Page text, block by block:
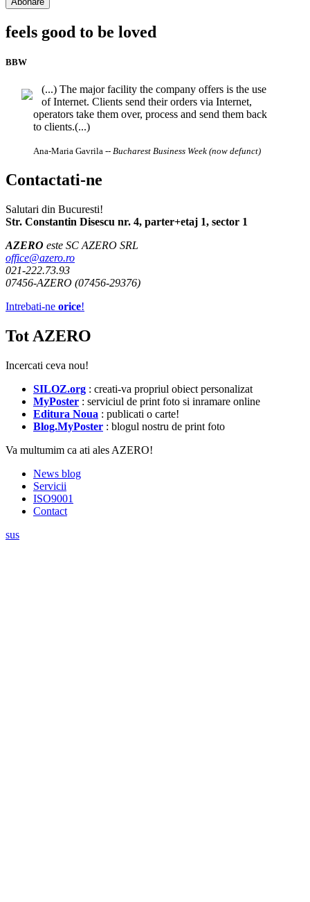
feels good to be loved
BBW
(...) The major facility the company offers is the use
of Internet. Clients send their orders via Internet,
operators take them over, process and send them back
to clients.(...)
Ana-Maria Gavrila -- Bucharest Business Week (now defunct)
Contactati-ne
Salutari din Bucuresti!
Str. Constantin Disescu nr. 4, parter+etaj 1, sector 1
AZERO este SC AZERO SRL
office@azero.ro
021-222.73.93
07456-AZERO (07456-29376)
Intrebati-ne orice!
Tot AZERO
Incercati ceva nou!
SILOZ.org : creati-va propriul obiect personalizat
MyPoster : serviciul de print foto si inramare online
Editura Noua : publicati o carte!
Blog.MyPoster : blogul nostru de print foto
Va multumim ca ati ales AZERO!
News blog
Servicii
ISO9001
Contact
sus